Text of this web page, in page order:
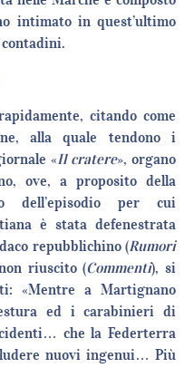
intimato in quest’ultimo
citando come
alla quale tendono i
«Il cratere», organo
ove, a proposito della
dell’episodio per cui
è stata defenestrata
repubblichino (Rumori
riuscito (Commenti), si
«Mentre a Martignano
ed i carabinieri di
che la Federterra
nuovi ingenui… Più